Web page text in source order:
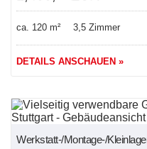
ca. 120 m² 3,5 Zimmer
DETAILS ANSCHAUEN »
Werkstatt-/Montage-/